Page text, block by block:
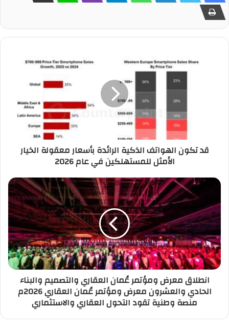
قد تكون الهواتف الذكية الرائدة بأسعار معقولة الخيار
الأمثل للمستهلكين في عام 2026
انطلاق معرض ومؤتمر عُمان العقاري والتصميم والبناء
الحادي والعشرون معرض ومؤتمر عُمان العقاري 2026م
منصة وطنية تقود التحول العقاري والاستثماري